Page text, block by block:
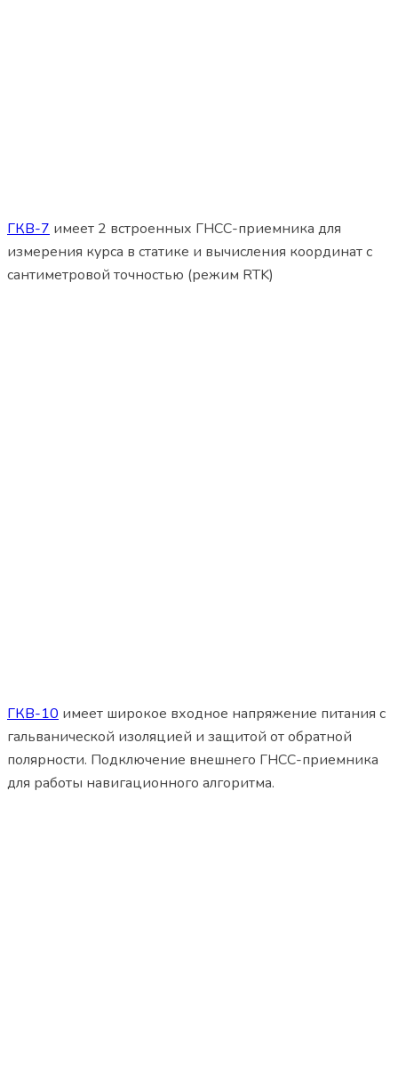
ГКВ-7 имеет 2 встроенных ГНСС-приемника для
измерения курса в статике и вычисления координат с
сантиметровой точностью (режим RTK)
ГКВ-10 имеет широкое входное напряжение питания с
гальванической изоляцией и защитой от обратной
полярности. Подключение внешнего ГНСС-приемника
для работы навигационного алгоритма.